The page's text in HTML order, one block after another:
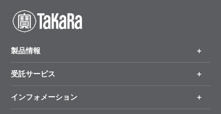
製品情報
製品一覧
手法から製品を探す
受託サービス
オンライン注文
インフォメーション